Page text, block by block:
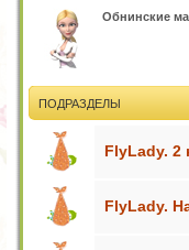
Обнинские
ПОДРАЗДЕЛЫ
FlyLady. 2
FlyLady.